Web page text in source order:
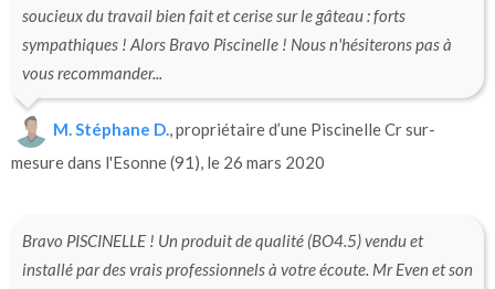
soucieux du travail bien fait et cerise sur le gâteau : forts
sympathiques ! Alors Bravo Piscinelle ! Nous n'hésiterons pas à
vous recommander...
M. Stéphane D., propriétaire d’une Piscinelle Cr sur-
mesure dans l'Esonne (91), le 26 mars 2020
Bravo PISCINELLE ! Un produit de qualité (BO4.5) vendu et
installé par des vrais professionnels à votre écoute. Mr Even et son